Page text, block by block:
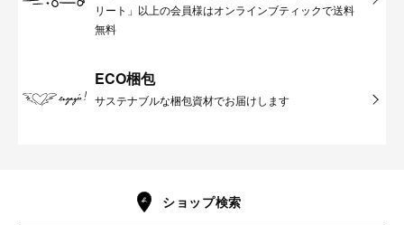
リート」以上の会員様はオンラインブティックで送料
無料
ECO梱包
サステナブルな梱包資材でお届けします
ショップ検索